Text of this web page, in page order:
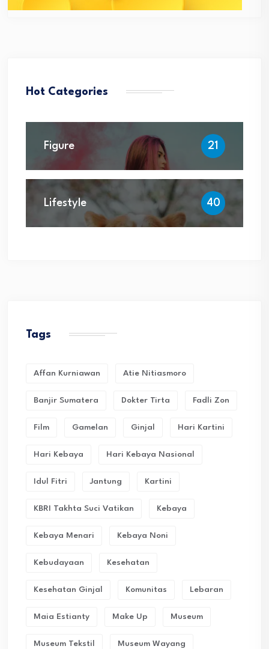
Hot Categories
Figure 21
Lifestyle 40
Tags
Affan Kurniawan Atie Nitiasmoro
Banjir Sumatera Dokter Tirta Fadli Zon
Film Gamelan Ginjal Hari Kartini
Hari Kebaya Hari Kebaya Nasional
Idul Fitri Jantung Kartini
KBRI Takhta Suci Vatikan Kebaya
Kebaya Menari Kebaya Noni
Kebudayaan Kesehatan
Kesehatan Ginjal Komunitas Lebaran
Maia Estianty Make Up Museum
Museum Tekstil Museum Wayang